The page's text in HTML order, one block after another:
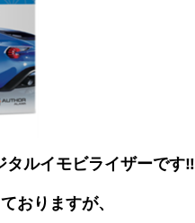
ルイモビライザーです‼
おりますが、